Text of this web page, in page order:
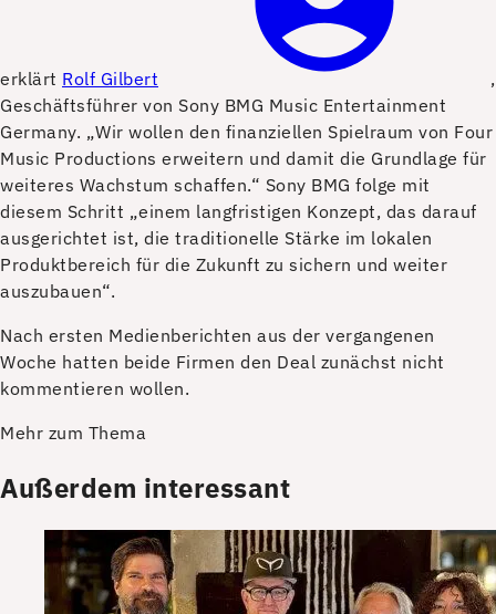
erklärt Rolf Gilbert
,
Geschäftsführer von Sony BMG Music Entertainment
Germany. „Wir wollen den finanziellen Spielraum von Four
Music Productions erweitern und damit die Grundlage für
weiteres Wachstum schaffen.“ Sony BMG folge mit
diesem Schritt „einem langfristigen Konzept, das darauf
ausgerichtet ist, die traditionelle Stärke im lokalen
Produktbereich für die Zukunft zu sichern und weiter
auszubauen“.
Nach ersten Medienberichten aus der vergangenen
Woche hatten beide Firmen den Deal zunächst nicht
kommentieren wollen.
Mehr zum Thema
Außerdem interessant